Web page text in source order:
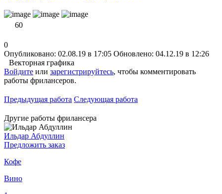
60
0
Опубликовано: 02.08.19 в 17:05 Обновлено: 04.12.19 в 12:26
Векторная графика
Войдите или зарегистрируйтесь, чтобы комментировать
работы фрилансеров.
Предыдущая работа Следующая работа
Другие работы фрилансера
Ильдар Абдуллин
Предложить заказ
Кофе
Вино